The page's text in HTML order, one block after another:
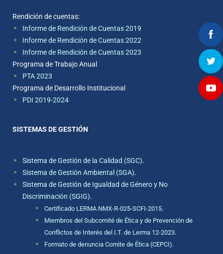
Rendición de cuentas:
Informe de Rendición de Cuentas 2019
Informe de Rendición de Cuentas 2022
Informe de Rendición de Cuentas 2023
Programa de Trabajo Anual
PTA 2023
Programa de Desarrollo Institucional
PDI 2019-2024
SISTEMAS DE GESTIÓN
Sistema de Gestión de la Calidad (SGC).
Sistema de Gestión Ambiental (SGA).
Sistema de Gestión de Igualdad de Género y No
Discriminación (SGIG).
Certificado LERMA NMX-R-025-SCFI-2015.
Miembros del Subcomité de Ética y de Prevención de
Conflictos de Interés del I.T. de Lerma 12-2023.
Formato de denuncia Comite de Ética (CEPCI).